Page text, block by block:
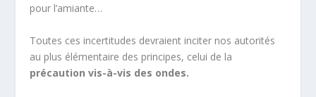
pour l’amiante…
Toutes ces incertitudes devraient inciter nos autorités
au plus élémentaire des principes, celui de la
précaution vis-à-vis des ondes.